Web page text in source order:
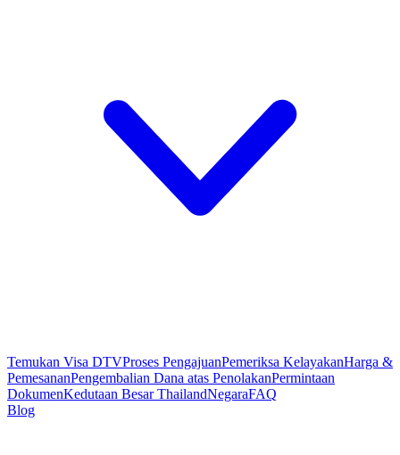
Temukan Visa DTVProses PengajuanPemeriksa KelayakanHarga &
PemesananPengembalian Dana atas PenolakanPermintaan
DokumenKedutaan Besar ThailandNegaraFAQ
Blog